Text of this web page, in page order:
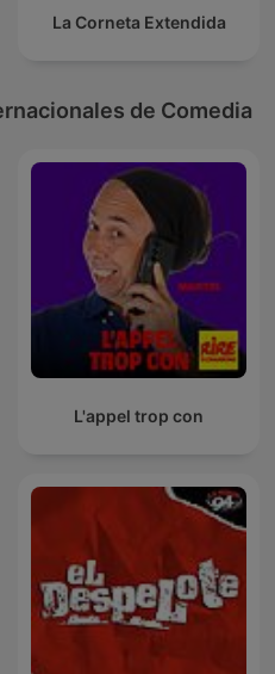
La Corneta Extendida
de Comedia
L'appel trop con